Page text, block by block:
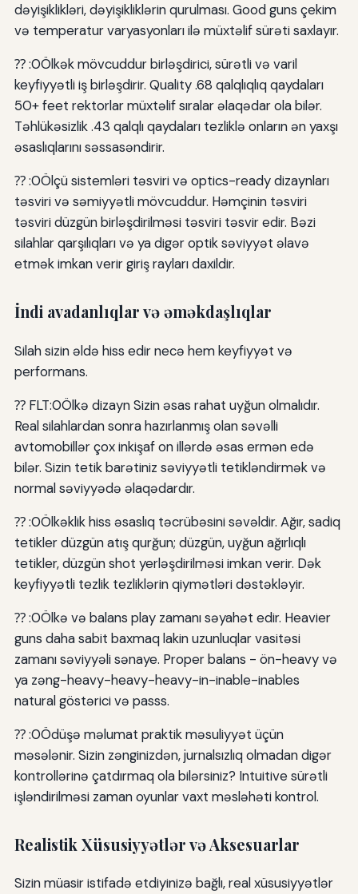
dəyişiklikləri, dəyişikliklərin qurulması. Good guns çekim
və temperatur varyasyonları ilə müxtəlif sürəti saxlayır.
⁇ :0Ölkək mövcuddur birləşdirici, sürətli və varil
keyfiyyətli iş birləşdirir. Quality .68 qalqlıqlıq qaydaları
50+ feet rektorlar müxtəlif sıralar əlaqədar ola bilər.
Təhlükəsizlik .43 qalqlı qaydaları tezliklə onların ən yaxşı
əsaslıqlarını səssasəndirir.
⁇ :0Ölçü sistemləri təsviri və optics-ready dizaynları
təsviri və səmiyyətli mövcuddur. Həmçinin təsviri
təsviri düzgün birləşdirilməsi təsviri təsvir edir. Bəzi
silahlar qarşılıqları və ya digər optik səviyyət əlavə
etmək imkan verir giriş rayları daxildir.
İndi avadanlıqlar və əməkdaşlıqlar
Silah sizin əldə hiss edir necə hem keyfiyyət və
performans.
⁇ FLT:0Ölkə dizayn Sizin əsas rahat uyğun olmalıdır.
Real silahlardan sonra hazırlanmış olan səvəlli
avtomobillər çox inkişaf on illərdə əsas ermən edə
bilər. Sizin tetik barətiniz səviyyətli tetikləndirmək və
normal səviyyədə əlaqədardır.
⁇ :0Ölkəklik hiss əsaslıq təcrübəsini səvəldir. Ağır, sadiq
tetikler düzgün atış qurğun; düzgün, uyğun ağırlıqlı
tetikler, düzgün shot yerləşdirilməsi imkan verir. Dək
keyfiyyətli tezlik tezliklərin qiymətləri dəstəkləyir.
⁇ :0Ölkə və balans play zamanı səyahət edir. Heavier
guns daha sabit baxmaq lakin uzunluqlar vasitəsi
zamanı səviyyəli sənaye. Proper balans - ön-heavy və
ya zəng-heavy-heavy-heavy-in-inable-inables
natural göstərici və passs.
⁇ :0Ödüşə məlumat praktik məsuliyyət üçün
məsələnir. Sizin zənginizdən, jurnalsızlıq olmadan digər
kontrollərinə çatdırmaq ola bilərsiniz? Intuitive sürətli
işləndirilməsi zaman oyunlar vaxt məsləhəti kontrol.
Realistik Xüsusiyyətlər və Aksesuarlar
Sizin müasir istifadə etdiyinizə bağlı, real xüsusiyyətlər